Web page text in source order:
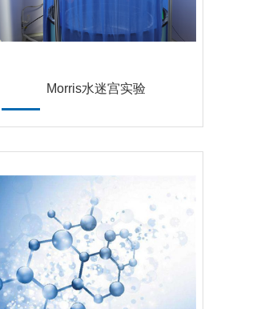
Morris水迷宫实验